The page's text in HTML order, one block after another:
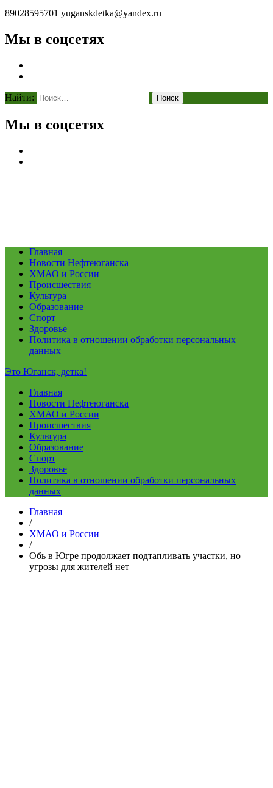
89028595701 yuganskdetka@yandex.ru
Мы в соцсетях
Найти:
Мы в соцсетях
Главная
Новости Нефтеюганска
ХМАО и России
Происшествия
Культура
Образование
Спорт
Здоровье
Политика в отношении обработки персональных
данных
Это Юганск, детка!
Главная
Новости Нефтеюганска
ХМАО и России
Происшествия
Культура
Образование
Спорт
Здоровье
Политика в отношении обработки персональных
данных
Главная
/
ХМАО и России
/
Обь в Югре продолжает подтапливать участки, но
угрозы для жителей нет